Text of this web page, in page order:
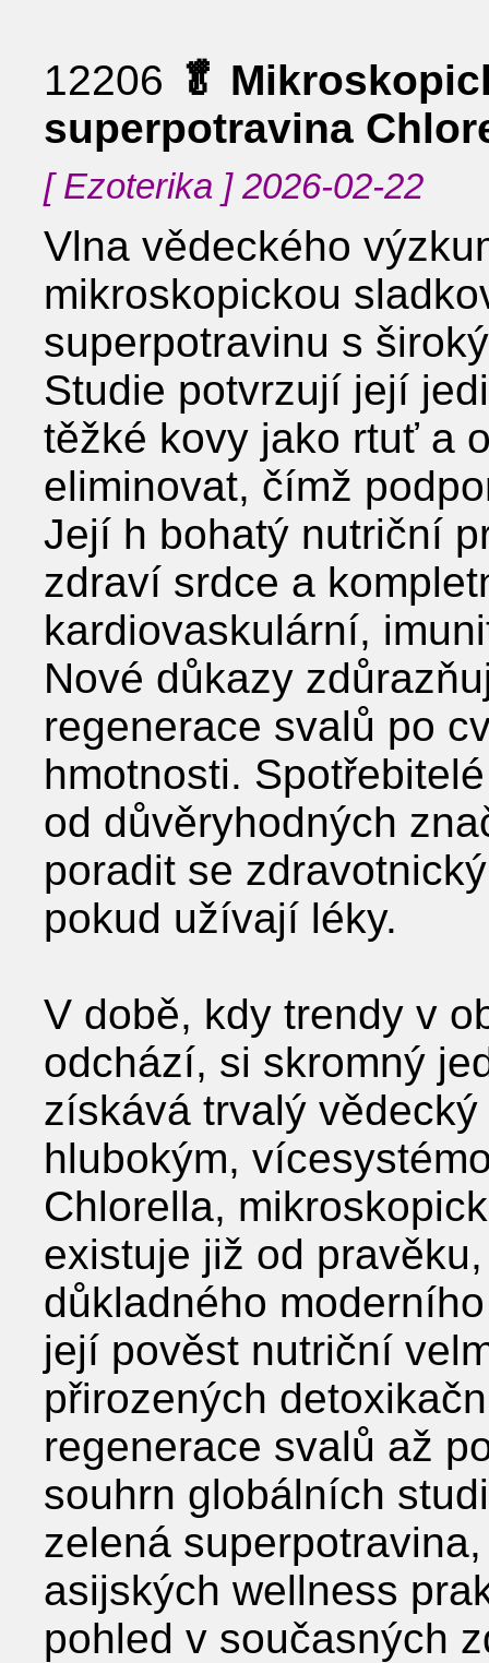
12206 🥬
superpotravina
[ Ezoterika ] 2026-02-22
Vlna vědeckého
mikroskopickou
superpotravinu s
Studie potvrzují její
těžké kovy jako rtuť a
eliminovat, čímž
Její h bohatý nutriční
zdraví srdce a
kardiovaskulární,
Nové důkazy
regenerace svalů po
hmotnosti.
od důvěryhodných
poradit se
pokud užívají léky.
V době, kdy trendy v
odchází, si skromný
získává trvalý
hlubokým,
Chlorella,
existuje již od
důkladného
její pověst nutriční
přirozených
regenerace svalů až
souhrn globálních
zelená
asijských wellness
pohled v současných